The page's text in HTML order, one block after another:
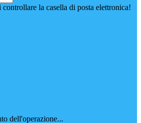
la casella di posta elettronica!
dell'operazione...